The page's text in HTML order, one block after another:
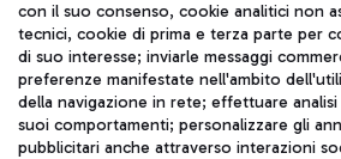
TRAVEL JOURNAL
ITA
con il suo consenso, cookie analitici non
tecnici, cookie di prima e terza parte per
di suo interesse; inviarle messaggi
preferenze manifestate nell'ambito
della navigazione in rete; effettuare
suoi comportamenti; personalizzare gli
pubblicitari anche attraverso interazioni